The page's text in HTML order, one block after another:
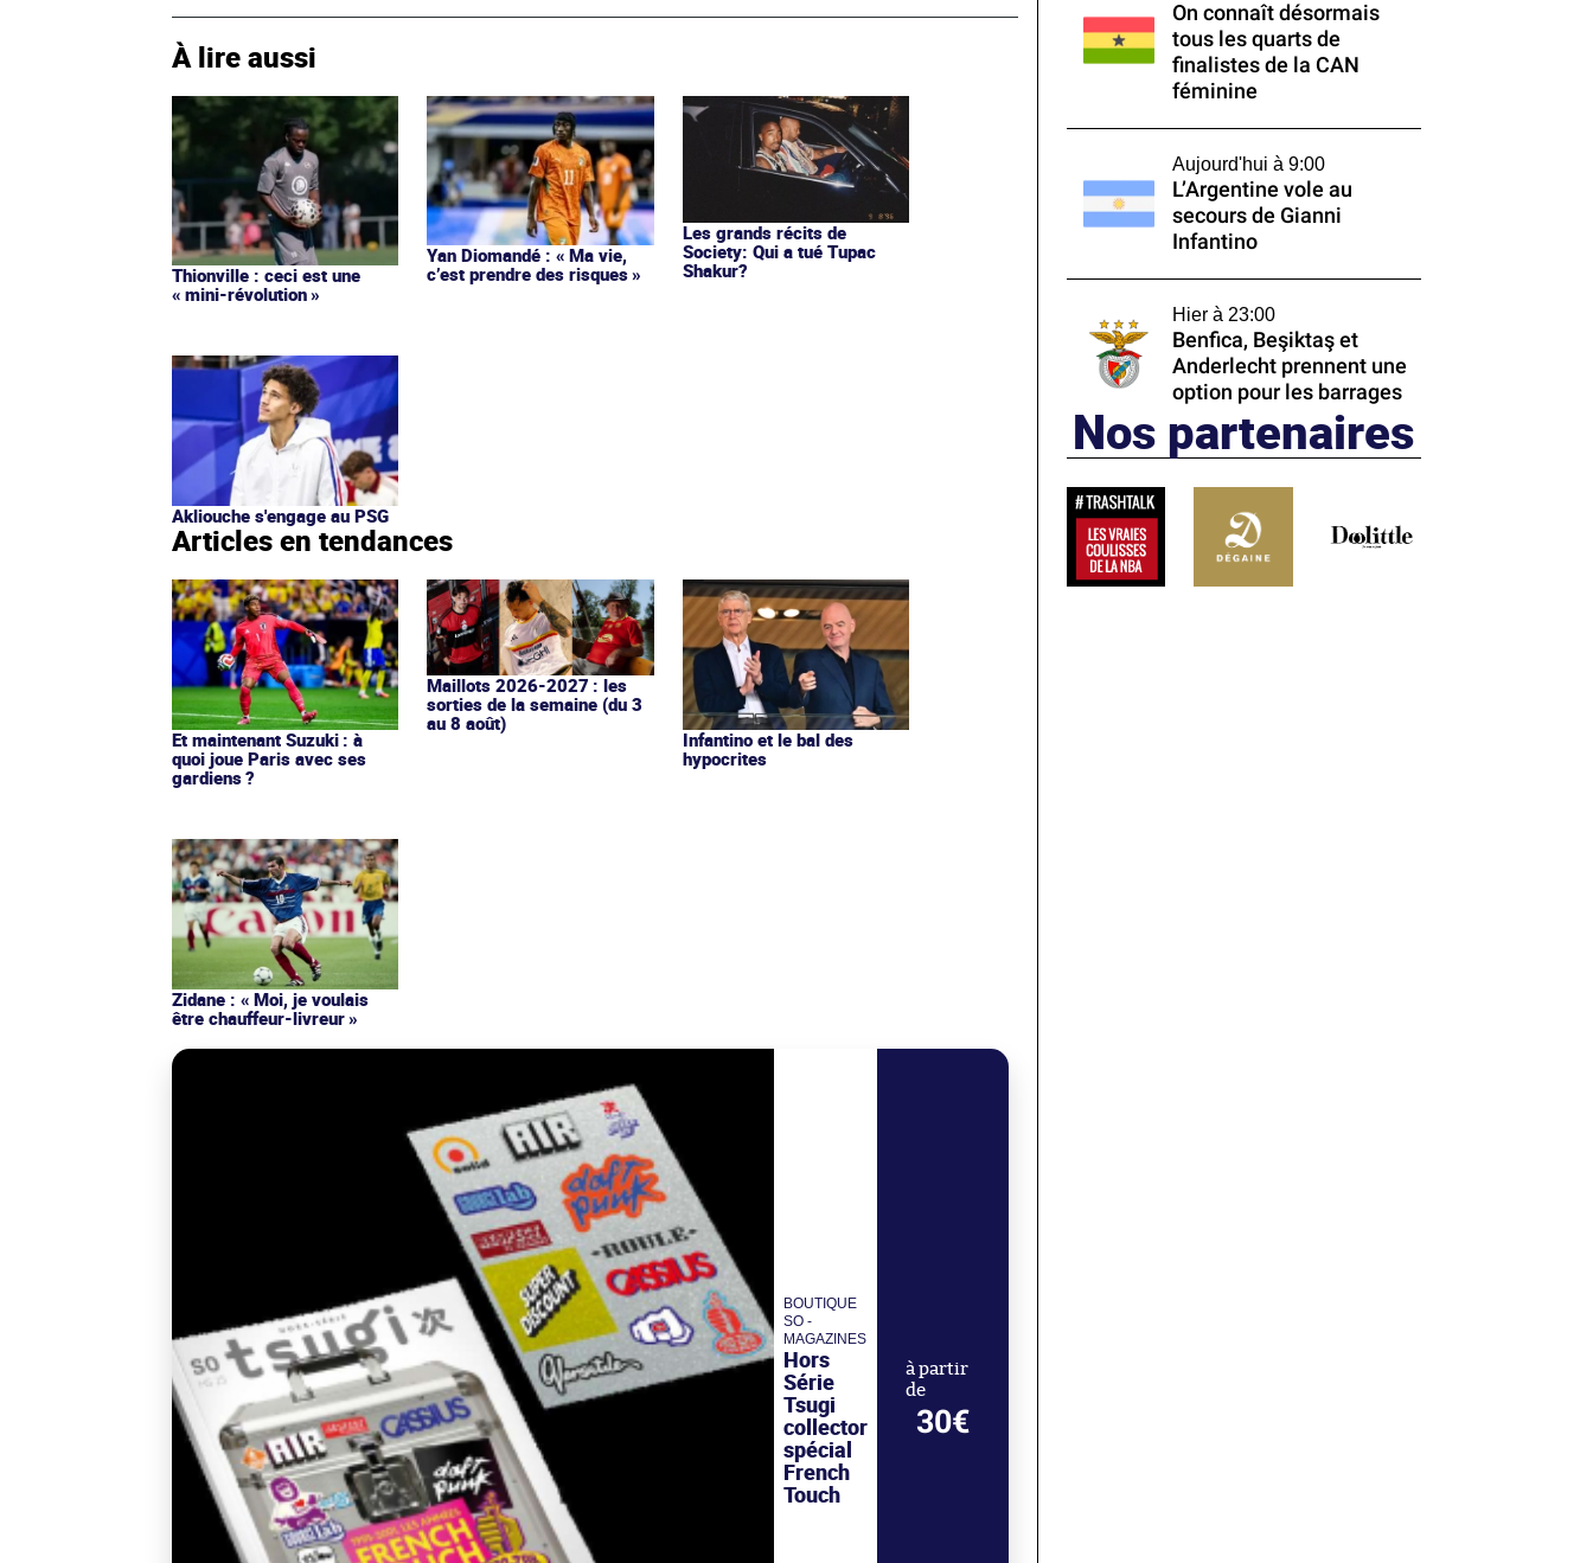
À lire aussi
Thionville : ceci est une
« mini-révolution »
Yan Diomandé : « Ma vie,
c’est prendre des risques »
Les grands récits de
Society: Qui a tué Tupac
Shakur?
Akliouche s'engage au PSG
Articles en tendances
Et maintenant Suzuki : à
quoi joue Paris avec ses
gardiens ?
Maillots 2026-2027 : les
sorties de la semaine (du 3
au 8 août)
Infantino et le bal des
hypocrites
Zidane : « Moi, je voulais
être chauffeur-livreur »
BOUTIQUE
SO -
MAGAZINES
Hors
Série
Tsugi
collector
spécial
French
Touch
à partir
de
30€
On connaît désormais
tous les quarts de
finalistes de la CAN
féminine
Aujourd'hui à 9:00
L’Argentine vole au
secours de Gianni
Infantino
Hier à 23:00
Benfica, Beşiktaş et
Anderlecht prennent une
option pour les barrages
Nos partenaires